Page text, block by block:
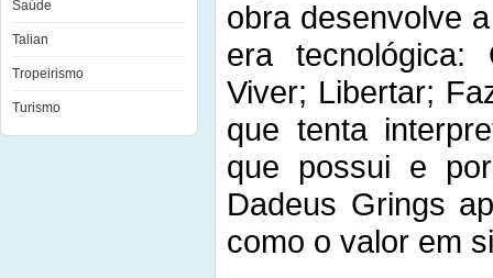
Saúde
Talian
Tropeirismo
Turismo
obra desenvolve
era
Viver; Libertar;
que tenta
que possui e
Dadeus Grings
como o valor em